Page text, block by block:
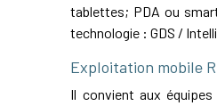
tablettes; PDA ou
technologie : GDS /
Exploitation mobile
Il convient aux